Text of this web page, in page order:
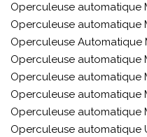
Operculeuse automatique
Operculeuse automatique
Operculeuse Automatique
Operculeuse automatique
Operculeuse automatique
Operculeuse automatique
Operculeuse automatique
Operculeuse automatique